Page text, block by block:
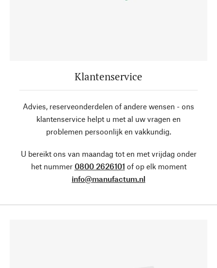
Klantenservice
Advies, reserveonderdelen of andere wensen - ons
klantenservice helpt u met al uw vragen en
problemen persoonlijk en vakkundig.
U bereikt ons van maandag tot en met vrijdag onder
het nummer 0800 2626101 of op elk moment
info@manufactum.nl